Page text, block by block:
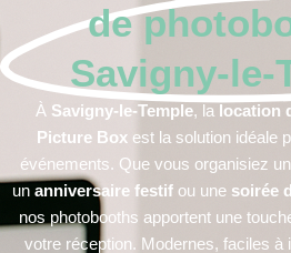
de
À Savigny-le-Temple, la location
Picture Box est la solution idéale
événements. Que vous organisiez un
un anniversaire festif ou une soirée
nos photobooths apportent une
votre réception. Modernes, faciles à